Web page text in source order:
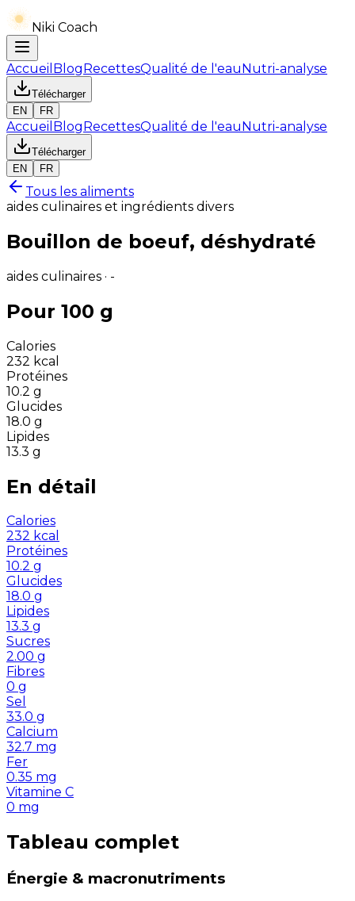
Niki Coach
Accueil BlogRecettesQualité de l'eauNutri-analyse
Télécharger
EN
FR
Accueil BlogRecettesQualité de l'eauNutri-analyse
Télécharger
EN
FR
Tous les aliments
aides culinaires et ingrédients divers
Bouillon de boeuf, déshydraté
aides culinaires · -
Pour 100 g
Calories
232 kcal
Protéines
10.2 g
Glucides
18.0 g
Lipides
13.3 g
En détail
Calories
232 kcal
Protéines
10.2 g
Glucides
18.0 g
Lipides
13.3 g
Sucres
2.00 g
Fibres
0 g
Sel
33.0 g
Calcium
32.7 mg
Fer
0.35 mg
Vitamine C
0 mg
Tableau complet
Énergie & macronutriments